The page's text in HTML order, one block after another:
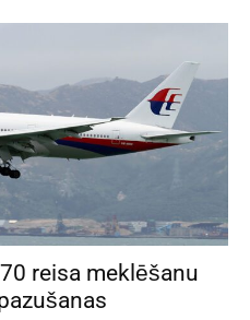
reisa meklēšanu